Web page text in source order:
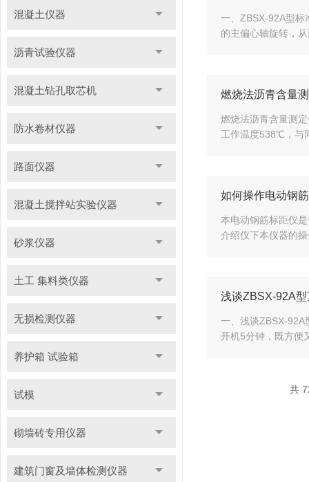
混凝土仪器
沥青试验仪器
混凝土钻孔取芯机
防水卷材仪器
路面仪器
混凝土搅拌站实验仪器
砂浆仪器
土工 集料类仪器
无损检测仪器
养护箱 试验箱
试模
砌墙砖专用仪器
建筑门窗及墙体检测仪器
一、ZBSX-92A型标
的主偏心轴旋转，
燃烧法沥青含量
燃烧法沥青含量测
工作温度538℃，与
如何操作电动钢
本电动钢筋标距仪
介绍仪下本仪器的
浅谈ZBSX-92A
一、浅谈ZBSX-92A
开机5分钟，既方便
共